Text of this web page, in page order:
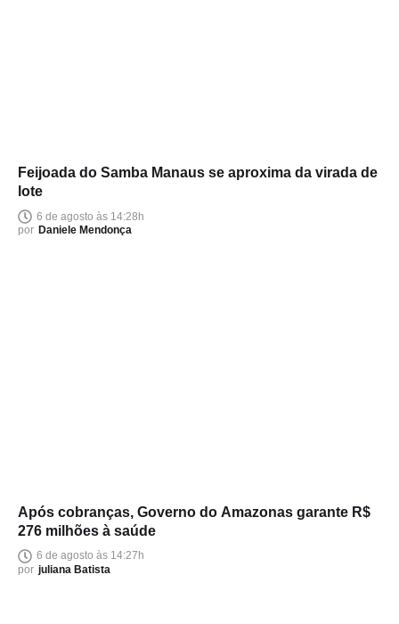
Feijoada do Samba Manaus se aproxima da virada de
lote
6 de agosto às 14:28h
por Daniele Mendonça
Após cobranças, Governo do Amazonas garante R$
276 milhões à saúde
6 de agosto às 14:27h
por juliana Batista